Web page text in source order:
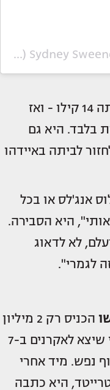
כדי להתכונן לתפקיד, סוויני עלתה 14 קילו - ואז
בלבד. היא גם
לביתה באיידהו
אנג'לס או בכל
היא הסבירה.
לא לדאוג
לגמרי".
הכניס רק 2 מיליון
דולר מתקציב של 15 מיליון אחרי שיצא לאקרנים ב-7
נפש. מיד אחרי
היא כתבה